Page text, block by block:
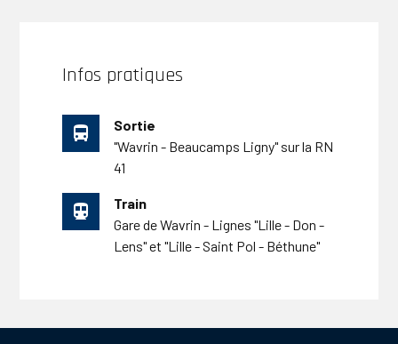
Infos pratiques
directions_bus
Sortie
"Wavrin - Beaucamps Ligny" sur la RN
41
directions_subway
Train
Gare de Wavrin - Lignes "Lille - Don -
Lens" et "Lille - Saint Pol - Béthune"